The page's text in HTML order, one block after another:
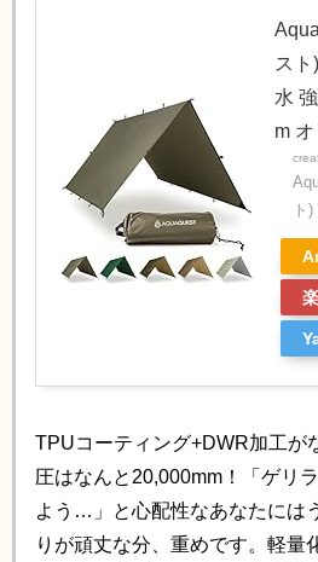
ス
水
m
ト)
TPUコーティング+DWR加工が
圧はなんと20,000mm！「ゲリ
よう…」と心配性なあなたには
りが頑丈な分、重めです。軽量